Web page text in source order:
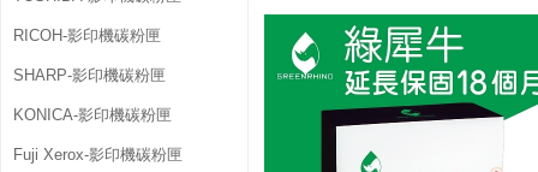
RICOH-影印機碳粉匣
SHARP-影印機碳粉匣
KONICA-影印機碳粉匣
Fuji Xerox-影印機碳粉匣